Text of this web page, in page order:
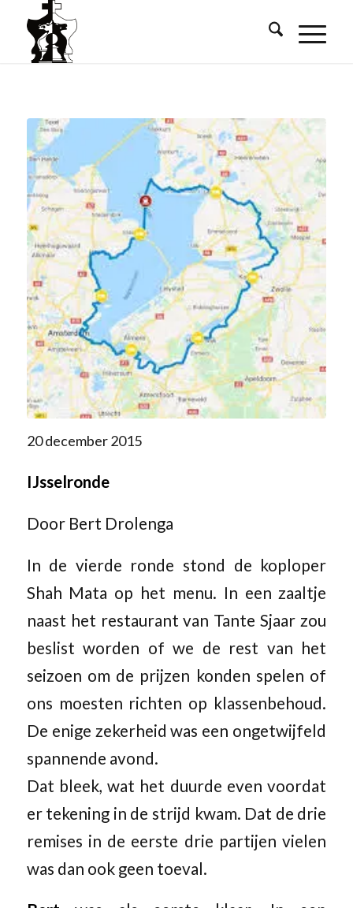
20 december 2015
IJsselronde
Door Bert Drolenga
In de vierde ronde stond de koploper
Shah Mata op het menu. In een zaaltje
naast het restaurant van Tante Sjaar zou
beslist worden of we de rest van het
seizoen om de prijzen konden spelen of
ons moesten richten op klassenbehoud.
De enige zekerheid was een ongetwijfeld
spannende avond.
Dat bleek, wat het duurde even voordat
er tekening in de strijd kwam. Dat de drie
remises in de eerste drie partijen vielen
was dan ook geen toeval.